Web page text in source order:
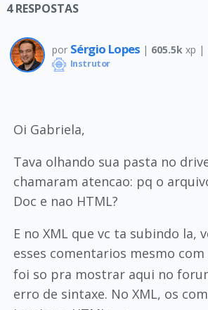
4RESPOSTAS
por Sérgio Lopes | 605.5k xp |
Instrutor
Oi Gabriela,
Tava olhando sua pasta no
chamaram atencao: pq o
Doc e nao HTML?
E no XML que vc ta subindo la,
esses comentarios mesmo com
foi so pra mostrar aqui no
erro de sintaxe. No XML, os